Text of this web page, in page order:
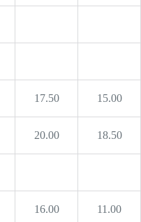
17.50 15.00
20.00 18.50
16.00 11.00